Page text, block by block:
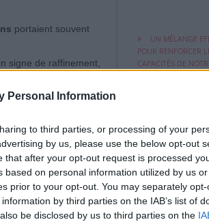
Personal Information
to third parties, or processing of your
by us, please use the below opt-out
that after your opt-out request is processed
based on personal information utilized by us
prior to your opt-out. You may separately
by third parties on the IAB’s list of
be disclosed by us to third parties on the
portaient souvent
signe de raffinement,
UN MÉLANGE
POUR RENFORCER
CAPACITÉS DE
consommer le
LES GENS QUI
ATTENTION AUX
QUI OFFRENT DES
ET NON ...
Le cœur sage se
nourrit de petits ...